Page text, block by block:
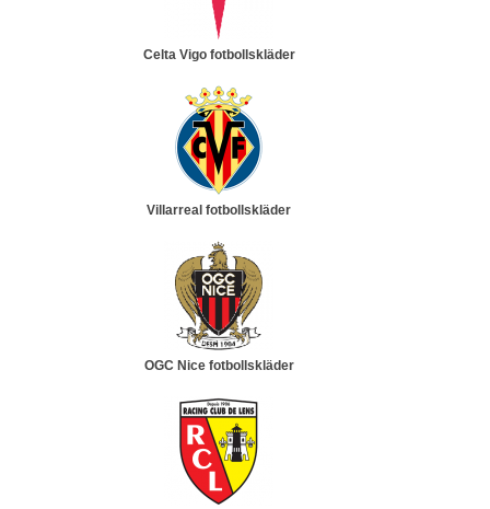
Celta Vigo fotbollskläder
Villarreal fotbollskläder
OGC Nice fotbollskläder